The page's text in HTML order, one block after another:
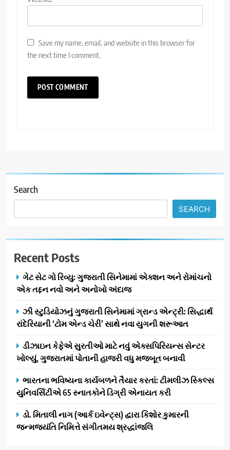
Save my name, email, and website in this browser for
the next time I comment.
Search
SEARCH
Recent Posts
ગેટ સેટ ગો રિવ્યુ: ગુજરાતી સિનેમામાં એક્શન અને રોમાંચનો
એક તદ્દન નવો અને અનોખો અંદાજ
ઝી સ્ટુડિયોઝનું ગુજરાતી સિનેમામાં ગ્રાન્ડ એન્ટ્રી: સિદ્ધાર્થ
રાંદેરિયાની ‘ટોમ એન્ડ ચેરી’ સાથે નવા યુગની શરૂઆત
ડીઝાઇન કેફેએ સુરતીઓ માટે નવું એક્સપિરિયન્સ સેન્ટર
ખોલ્યું, ગુજરાતમાં પોતાની હાજરી વધુ મજબૂત બનાવી
ભારતના ભવિષ્યના કાર્યબળને તૈયાર કરતાં: ટીમલીઝ સ્કિલ્સ
યુનિવર્સિટીએ 65 સ્નાતકોને ડિગ્રી એનાયત કરી
ડો. મિતાલી નાગ (આર્ક ઇવેન્ટ્સ) દ્વારા કિશોર કુમારની
જન્મજયંતિ નિમિત્તે સંગીતમય શ્રદ્ધાંજલિ